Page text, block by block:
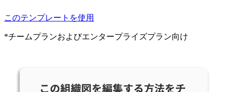
このテンプレートを使用
*チームプランおよびエンタープライズプラン向け